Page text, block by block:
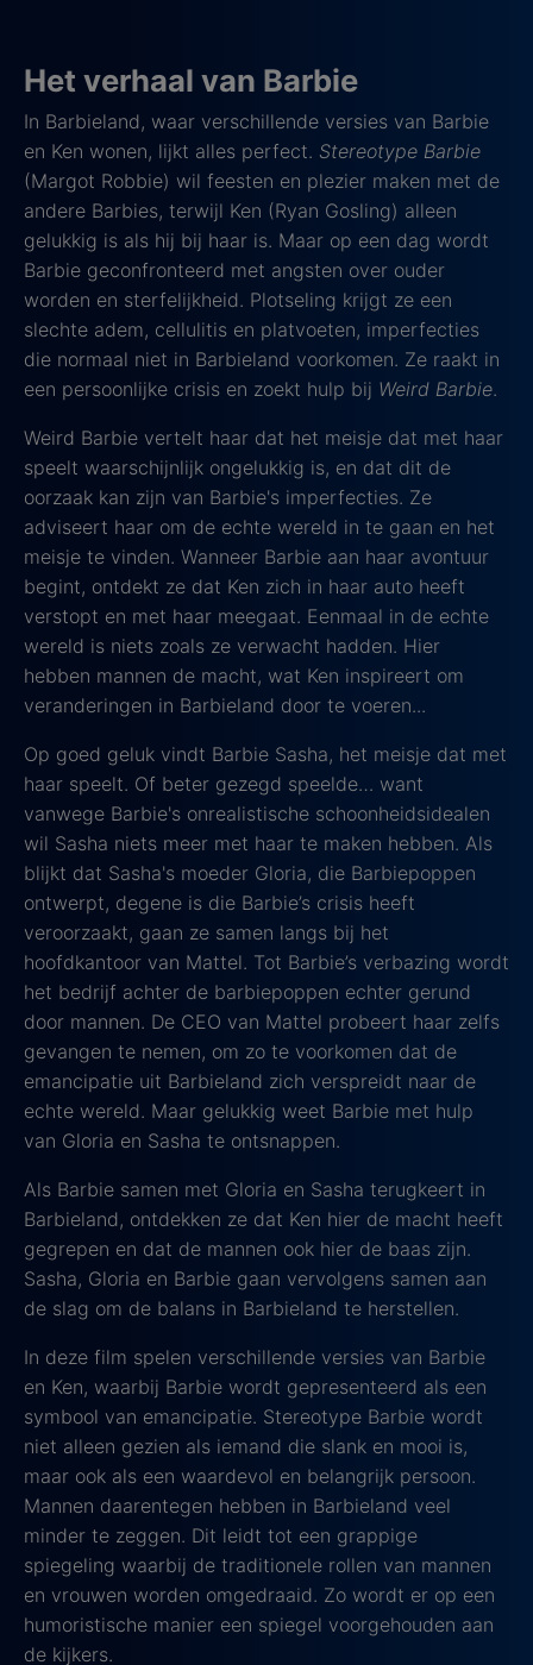
Het verhaal van Barbie
In Barbieland, waar verschillende versies van Barbie
en Ken wonen, lijkt alles perfect. Stereotype Barbie
(Margot Robbie) wil feesten en plezier maken met de
andere Barbies, terwijl Ken (Ryan Gosling) alleen
gelukkig is als hij bij haar is. Maar op een dag wordt
Barbie geconfronteerd met angsten over ouder
worden en sterfelijkheid. Plotseling krijgt ze een
slechte adem, cellulitis en platvoeten, imperfecties
die normaal niet in Barbieland voorkomen. Ze raakt in
een persoonlijke crisis en zoekt hulp bij Weird Barbie.
Weird Barbie vertelt haar dat het meisje dat met haar
speelt waarschijnlijk ongelukkig is, en dat dit de
oorzaak kan zijn van Barbie's imperfecties. Ze
adviseert haar om de echte wereld in te gaan en het
meisje te vinden. Wanneer Barbie aan haar avontuur
begint, ontdekt ze dat Ken zich in haar auto heeft
verstopt en met haar meegaat. Eenmaal in de echte
wereld is niets zoals ze verwacht hadden. Hier
hebben mannen de macht, wat Ken inspireert om
veranderingen in Barbieland door te voeren...
Op goed geluk vindt Barbie Sasha, het meisje dat met
haar speelt. Of beter gezegd speelde… want
vanwege Barbie's onrealistische schoonheidsidealen
wil Sasha niets meer met haar te maken hebben. Als
blijkt dat Sasha's moeder Gloria, die Barbiepoppen
ontwerpt, degene is die Barbie’s crisis heeft
veroorzaakt, gaan ze samen langs bij het
hoofdkantoor van Mattel. Tot Barbie’s verbazing wordt
het bedrijf achter de barbiepoppen echter gerund
door mannen. De CEO van Mattel probeert haar zelfs
gevangen te nemen, om zo te voorkomen dat de
emancipatie uit Barbieland zich verspreidt naar de
echte wereld. Maar gelukkig weet Barbie met hulp
van Gloria en Sasha te ontsnappen.
Als Barbie samen met Gloria en Sasha terugkeert in
Barbieland, ontdekken ze dat Ken hier de macht heeft
gegrepen en dat de mannen ook hier de baas zijn.
Sasha, Gloria en Barbie gaan vervolgens samen aan
de slag om de balans in Barbieland te herstellen.
In deze film spelen verschillende versies van Barbie
en Ken, waarbij Barbie wordt gepresenteerd als een
symbool van emancipatie. Stereotype Barbie wordt
niet alleen gezien als iemand die slank en mooi is,
maar ook als een waardevol en belangrijk persoon.
Mannen daarentegen hebben in Barbieland veel
minder te zeggen. Dit leidt tot een grappige
spiegeling waarbij de traditionele rollen van mannen
en vrouwen worden omgedraaid. Zo wordt er op een
humoristische manier een spiegel voorgehouden aan
de kijkers.